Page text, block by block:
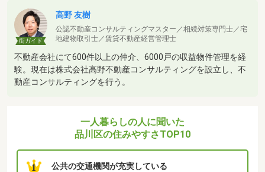
街ガイド
高野 友樹
公認不動産コンサルティングマスター／相続対策専門士／宅
地建物取引士／賃貸不動産経営管理士
不動産会社にて600件以上の仲介、6000戸の収益物件管理を経
験。現在は株式会社高野不動産コンサルティングを設立し、不
動産コンサルティングを行う。
一人暮らしの人に聞いた
品川区の住みやすさTOP10
1 公共の交通機関が充実している